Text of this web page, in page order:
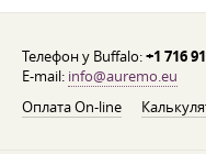
Телефон у Buffalo:+1 716
E-mail: info@auremo.eu
Оплата On-line